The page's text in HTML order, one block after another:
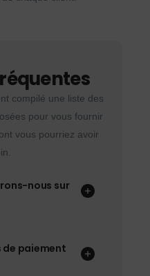
compilé une liste des
pour vous fournir
vous pourriez avoir
nous sur
de paiement